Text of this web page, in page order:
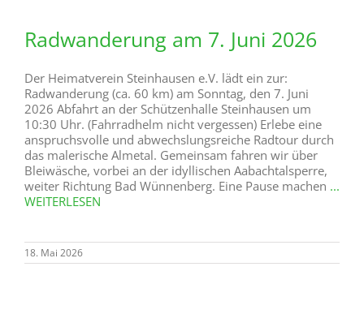
Radwanderung am 7. Juni 2026
Der Heimatverein Steinhausen e.V. lädt ein zur:
Radwanderung (ca. 60 km) am Sonntag, den 7. Juni
2026 Abfahrt an der Schützenhalle Steinhausen um
10:30 Uhr. (Fahrradhelm nicht vergessen) Erlebe eine
anspruchsvolle und abwechslungsreiche Radtour durch
das malerische Almetal. Gemeinsam fahren wir über
Bleiwäsche, vorbei an der idyllischen Aabachtalsperre,
weiter Richtung Bad Wünnenberg. Eine Pause machen ...
WEITERLESEN
18. Mai 2026